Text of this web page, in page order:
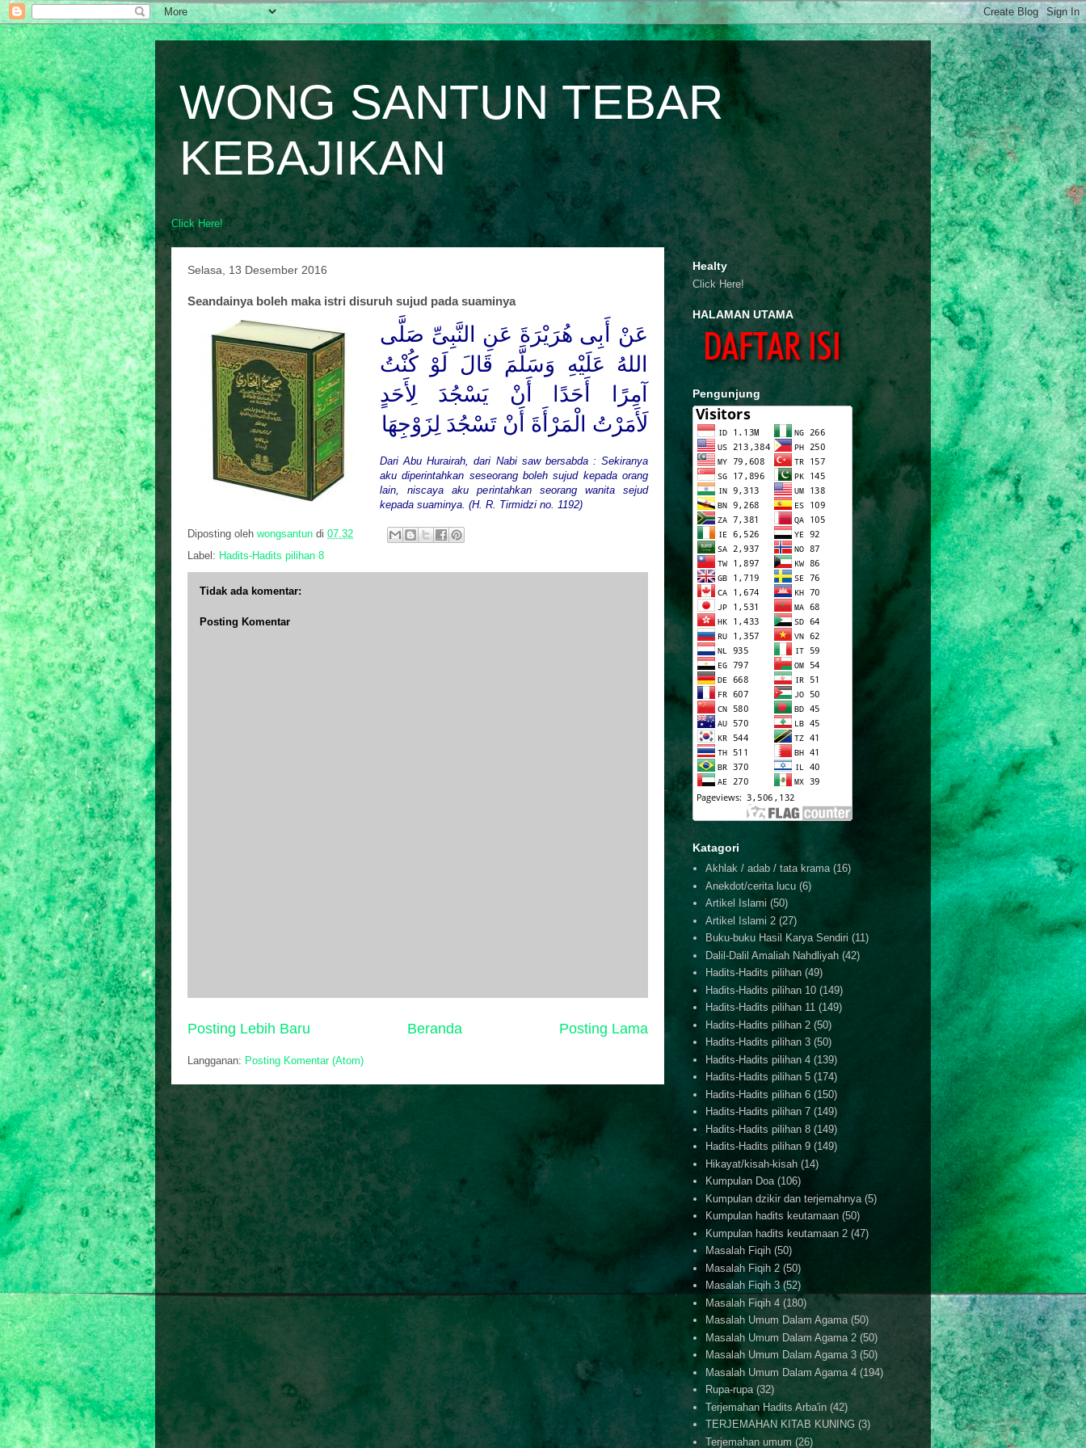
WONG SANTUN TEBAR
KEBAJIKAN
Click Here!
Selasa, 13 Desember 2016
Seandainya boleh maka istri disuruh sujud pada suaminya
عَنْ أَبِى هُرَيْرَةَ عَنِ النَّبِىِّ صَلَّى
اللهُ عَلَيْهِ وَسَلَّمَ قَالَ لَوْ كُنْتُ
آمِرًا أَحَدًا أَنْ يَسْجُدَ لِأَحَدٍ
لَأَمَرْتُ الْمَرْأَةَ أَنْ تَسْجُدَ لِزَوْجِهَا
Dari Abu Hurairah, dari Nabi saw bersabda : Sekiranya
aku diperintahkan seseorang boleh sujud kepada orang
lain, niscaya aku perintahkan seorang wanita sejud
kepada suaminya. (H. R. Tirmidzi no. 1192)
Diposting oleh wongsantun di 07.32
Label: Hadits-Hadits pilihan 8
Tidak ada komentar:
Posting Komentar
Posting Lebih Baru Posting Lama
Beranda
Langganan: Posting Komentar (Atom)
Healty
Click Here!
HALAMAN UTAMA
Pengunjung
Katagori
Akhlak / adab / tata krama (16)
Anekdot/cerita lucu (6)
Artikel Islami (50)
Artikel Islami 2 (27)
Buku-buku Hasil Karya Sendiri (11)
Dalil-Dalil Amaliah Nahdliyah (42)
Hadits-Hadits pilihan (49)
Hadits-Hadits pilihan 10 (149)
Hadits-Hadits pilihan 11 (149)
Hadits-Hadits pilihan 2 (50)
Hadits-Hadits pilihan 3 (50)
Hadits-Hadits pilihan 4 (139)
Hadits-Hadits pilihan 5 (174)
Hadits-Hadits pilihan 6 (150)
Hadits-Hadits pilihan 7 (149)
Hadits-Hadits pilihan 8 (149)
Hadits-Hadits pilihan 9 (149)
Hikayat/kisah-kisah (14)
Kumpulan Doa (106)
Kumpulan dzikir dan terjemahnya (5)
Kumpulan hadits keutamaan (50)
Kumpulan hadits keutamaan 2 (47)
Masalah Fiqih (50)
Masalah Fiqih 2 (50)
Masalah Fiqih 3 (52)
Masalah Fiqih 4 (180)
Masalah Umum Dalam Agama (50)
Masalah Umum Dalam Agama 2 (50)
Masalah Umum Dalam Agama 3 (50)
Masalah Umum Dalam Agama 4 (194)
Rupa-rupa (32)
Terjemahan Hadits Arba'in (42)
TERJEMAHAN KITAB KUNING (3)
Terjemahan umum (26)